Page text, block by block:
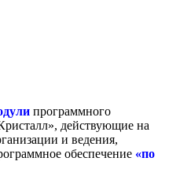
программного
действующие на
и ведения,
обеспечение «по